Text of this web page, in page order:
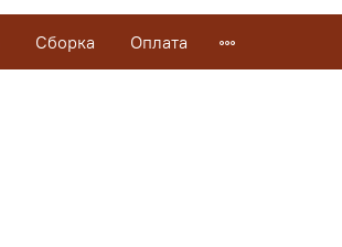
Сборка Оплата